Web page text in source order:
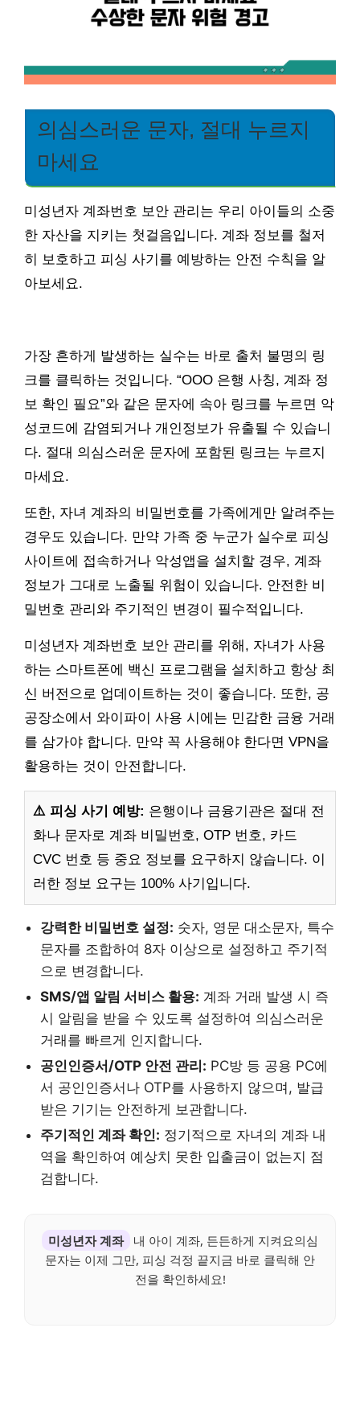
의심스러운 문자, 절대 누르지
마세요
미성년자 계좌번호 보안 관리는 우리 아이들의 소중
한 자산을 지키는 첫걸음입니다. 계좌 정보를 철저
히 보호하고 피싱 사기를 예방하는 안전 수칙을 알
아보세요.
가장 흔하게 발생하는 실수는 바로 출처 불명의 링
크를 클릭하는 것입니다. “OOO 은행 사칭, 계좌 정
보 확인 필요”와 같은 문자에 속아 링크를 누르면 악
성코드에 감염되거나 개인정보가 유출될 수 있습니
다. 절대 의심스러운 문자에 포함된 링크는 누르지
마세요.
또한, 자녀 계좌의 비밀번호를 가족에게만 알려주는
경우도 있습니다. 만약 가족 중 누군가 실수로 피싱
사이트에 접속하거나 악성앱을 설치할 경우, 계좌
정보가 그대로 노출될 위험이 있습니다. 안전한 비
밀번호 관리와 주기적인 변경이 필수적입니다.
미성년자 계좌번호 보안 관리를 위해, 자녀가 사용
하는 스마트폰에 백신 프로그램을 설치하고 항상 최
신 버전으로 업데이트하는 것이 좋습니다. 또한, 공
공장소에서 와이파이 사용 시에는 민감한 금융 거래
를 삼가야 합니다. 만약 꼭 사용해야 한다면 VPN을
활용하는 것이 안전합니다.
⚠️ 피싱 사기 예방: 은행이나 금융기관은 절대 전
화나 문자로 계좌 비밀번호, OTP 번호, 카드
CVC 번호 등 중요 정보를 요구하지 않습니다. 이
러한 정보 요구는 100% 사기입니다.
강력한 비밀번호 설정: 숫자, 영문 대소문자, 특수
문자를 조합하여 8자 이상으로 설정하고 주기적
으로 변경합니다.
SMS/앱 알림 서비스 활용: 계좌 거래 발생 시 즉
시 알림을 받을 수 있도록 설정하여 의심스러운
거래를 빠르게 인지합니다.
공인인증서/OTP 안전 관리: PC방 등 공용 PC에
서 공인인증서나 OTP를 사용하지 않으며, 발급
받은 기기는 안전하게 보관합니다.
주기적인 계좌 확인: 정기적으로 자녀의 계좌 내
역을 확인하여 예상치 못한 입출금이 없는지 점
검합니다.
미성년자 계좌
내 아이 계좌, 든든하게 지켜요의심
문자는 이제 그만, 피싱 걱정 끝지금 바로 클릭해 안
전을 확인하세요!